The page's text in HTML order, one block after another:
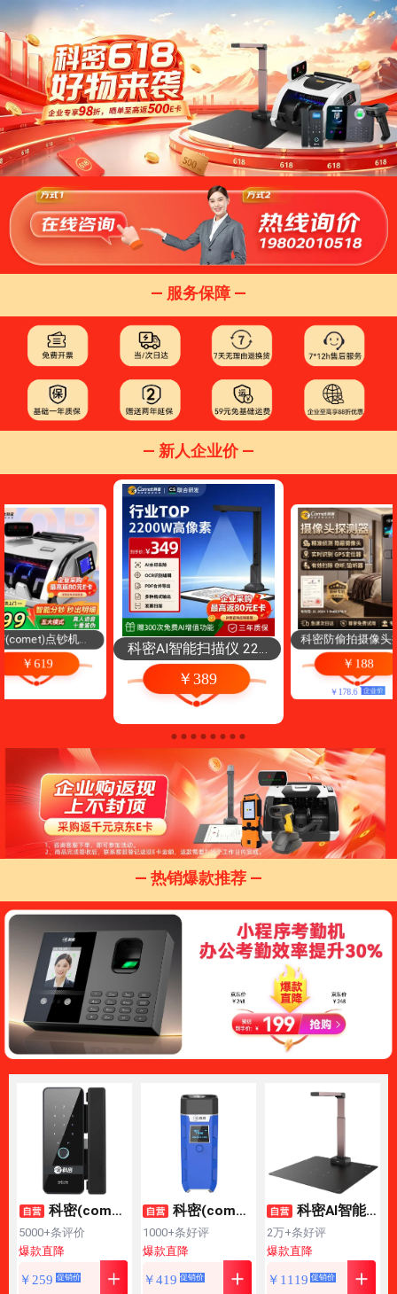
— 服务保障 —
— 新人企业价 —
￥389
科密AI智能扫描仪 220
0万像素高拍仪 发票扫
描连续扫描 PDF合成O
CR识别 扫描全能王 A4
￥188
科密防偷拍摄像头
器酒店民宿防窥摄
听汽车GPS定位检
KD35
￥ 178.6
￥619
(comet)点钞机验
钞机支持新版人民
便携银行专用商
银数钞机 B类语音
— 热销爆款推荐 —
5000+条评价
以旧换新
￥ 259 促销价
科密(come
t)玻璃门指纹锁门
禁智能电子密码
锁免开孔布线蓝
爆款直降
1000+条好评
以旧换新
￥419 促销价
科密(come
t) CX08S 4G版G
PRS巡更棒 巡更
保安巡逻棒 物业
爆款直降
2万+条好评
以旧换新
￥ 1119 促销价
科密AI智能
扫描仪 2600万像
素高拍仪 书籍展
合成OCR识别 扫
爆款直降